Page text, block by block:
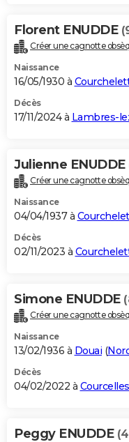
Carte de Noël
Carte Bonne année
Carte Saint-Valentin
Carte Pâques
Carte d'anniversaire
DICTIONNAIRE
Dictionnaire
Biographies
Citations
Expressions
Proverbes
PROGRAMME TV
S'inscrire
Se connecter
Lycées
Collèges
Primaires
Universités
Entreprises
Service militaire
Avis de recherche
AVIS DE DÉCÈS
Bricolage
Lifestyle
Culture
Sport
Auto
Television
Voyage
Cinema
Florent ENUDDE
Créer une cagnotte
Naissance
16/05/1930 à
Décès
17/11/2024 à Lambres-
Julienne ENUDDE
Créer une cagnotte
Naissance
04/04/1937 à
Décès
02/11/2023 à
Simone ENUDDE
Créer une cagnotte
Naissance
13/02/1936 à Douai (
Décès
04/02/2022 à
Peggy ENUDDE